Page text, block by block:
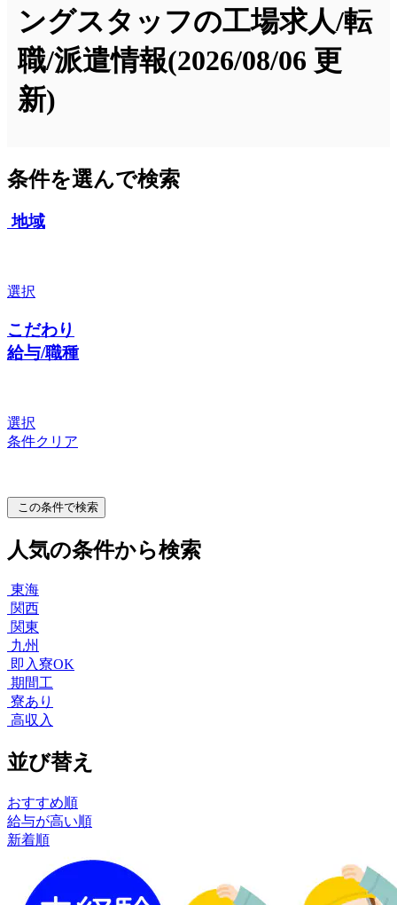
ングスタッフの工場求人/転
職/派遣情報(2026/08/06 更
新)
条件を選んで検索
地域
選択
こだわり
給与/職種
選択
条件クリア
この条件で検索
人気の条件から検索
東海
関西
関東
九州
即入寮OK
期間工
寮あり
高収入
並び替え
おすすめ順
給与が高い順
新着順